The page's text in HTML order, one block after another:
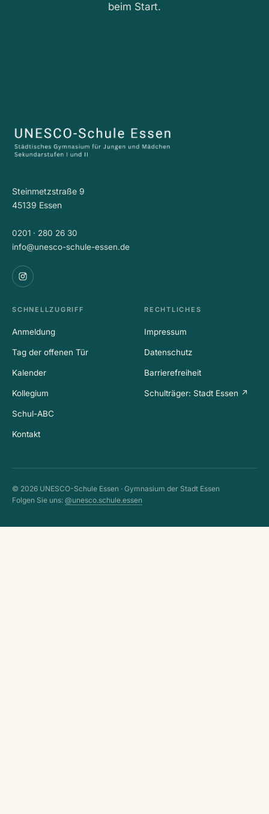
beim Start.
Steinmetzstraße 9
45139 Essen
0201 · 280 26 30
info@unesco-schule-essen.de
SCHNELLZUGRIFF
Anmeldung
Tag der offenen Tür
Kalender
Kollegium
Schul-ABC
Kontakt
RECHTLICHES
Impressum
Datenschutz
Barrierefreiheit
Schulträger: Stadt Essen ↗
© 2026 UNESCO-Schule Essen · Gymnasium der Stadt Essen
Folgen Sie uns: @unesco.schule.essen